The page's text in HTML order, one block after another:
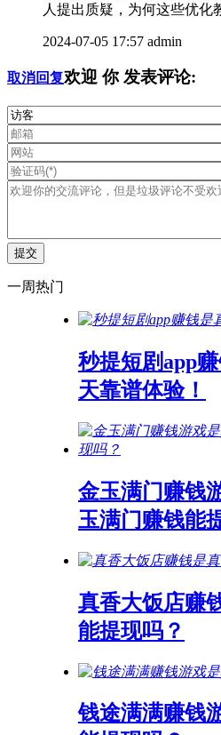
人提出质疑，为何这些优化
2024-07-05 17:57 admin
取消回复欢迎 你发表评论:
一周热门
秒提短剧app
天靠谱体验！
金玉满门赚钱
玉满门赚钱能
真香大饭店赚
能提现吗？
钱途满满赚钱